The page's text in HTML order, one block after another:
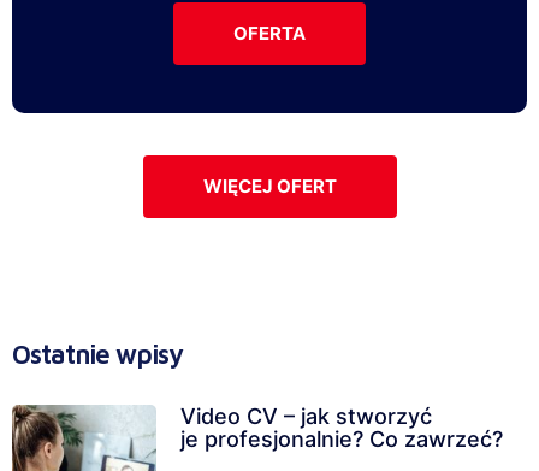
OFERTA
WIĘCEJ OFERT
Ostatnie wpisy
Video CV – jak stworzyć
je profesjonalnie? Co zawrzeć?